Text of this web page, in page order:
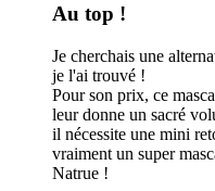
Au top !
Je cherchais une
je l'ai trouvé !
Pour son prix, ce
leur donne un sacré
il nécessite une mini
vraiment un super
Natrue !